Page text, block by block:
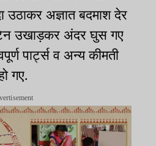
उठाकर अज्ञात बदमाश देर
उखाड़कर अंदर घुस गए
पार्ट्स व अन्य कीमती
गए.